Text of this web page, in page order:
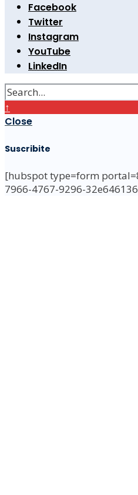
Facebook
Twitter
Instagram
YouTube
LinkedIn
↑
Close
Suscribite
[hubspot type=form
7966-4767-9296-